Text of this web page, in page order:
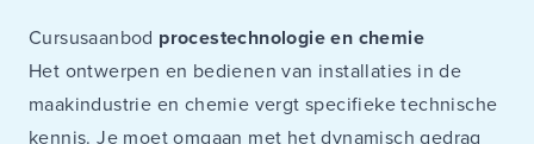
Cursusaanbod procestechnologie en chemie
Het ontwerpen en bedienen van installaties in de
maakindustrie en chemie vergt specifieke technische
kennis. Je moet omgaan met het dynamisch gedrag